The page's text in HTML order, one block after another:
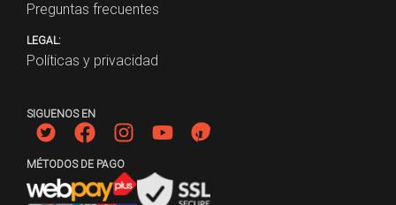
Preguntas frecuentes
LEGAL:
Políticas y privacidad
SIGUENOS EN
MÉTODOS DE PAGO